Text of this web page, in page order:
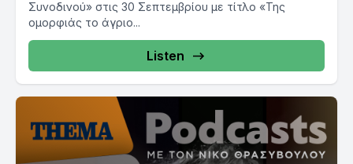
Συνοδινού» στις 30 Σεπτεμβρίου με τίτλο «Της
ομορφιάς το άγριο...
Listen